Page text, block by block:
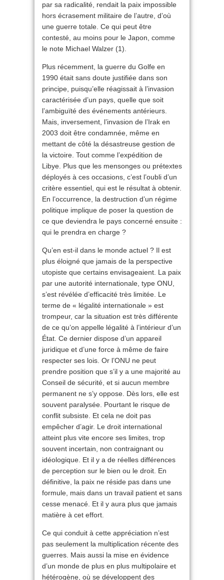
par sa radicalité, rendait la paix impossible
hors écrasement militaire de l’autre, d’où
une guerre totale. Ce qui peut être
contesté, au moins pour le Japon, comme
le note Michael Walzer (1).
Plus récemment, la guerre du Golfe en
1990 était sans doute justifiée dans son
principe, puisqu’elle réagissait à l’invasion
caractérisée d’un pays, quelle que soit
l’ambiguïté des événements antérieurs.
Mais, inversement, l’invasion de l’Irak en
2003 doit être condamnée, même en
mettant de côté la désastreuse gestion de
la victoire. Tout comme l’expédition de
Libye. Plus que les mensonges ou prétextes
déployés à ces occasions, c’est l’oubli d’un
critère essentiel, qui est le résultat à obtenir.
En l’occurrence, la destruction d’un régime
politique implique de poser la question de
ce que deviendra le pays concerné ensuite :
qui le prendra en charge ?
Qu’en est-il dans le monde actuel ? Il est
plus éloigné que jamais de la perspective
utopiste que certains envisageaient. La paix
par une autorité internationale, type ONU,
s’est révélée d’efficacité très limitée. Le
terme de « légalité internationale » est
trompeur, car la situation est très différente
de ce qu’on appelle légalité à l’intérieur d’un
État. Ce dernier dispose d’un appareil
juridique et d’une force à même de faire
respecter ses lois. Or l’ONU ne peut
prendre position que s’il y a une majorité au
Conseil de sécurité, et si aucun membre
permanent ne s’y oppose. Dès lors, elle est
souvent paralysée. Pourtant le risque de
conflit subsiste. Et cela ne doit pas
empêcher d’agir. Le droit international
atteint plus vite encore ses limites, trop
souvent incertain, non contraignant ou
idéologique. Et il y a de réelles différences
de perception sur le bien ou le droit. En
définitive, la paix ne réside pas dans une
formule, mais dans un travail patient et sans
cesse menacé. Et il y aura plus que jamais
matière à cet effort.
Ce qui conduit à cette appréciation n’est
pas seulement la multiplication récente des
guerres. Mais aussi la mise en évidence
d’un monde de plus en plus multipolaire et
hétérogène, où se développent des